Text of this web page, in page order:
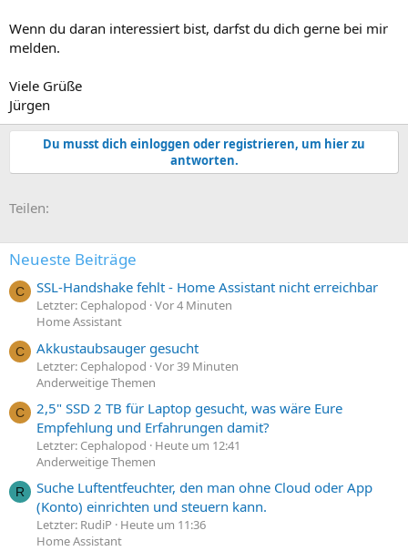
Wenn du daran interessiert bist, darfst du dich gerne bei mir
melden.
Viele Grüße
Jürgen
Du musst dich einloggen oder registrieren, um hier zu
antworten.
Teilen:
Neueste Beiträge
C SSL-Handshake fehlt - Home Assistant nicht erreichbar
Letzter: Cephalopod Vor 4 Minuten
Home Assistant
C Akkustaubsauger gesucht
Letzter: Cephalopod Vor 39 Minuten
Anderweitige Themen
C
2,5" SSD 2 TB für Laptop gesucht, was wäre Eure
Empfehlung und Erfahrungen damit?
Letzter: Cephalopod
Heute um 12:41
Anderweitige Themen
R
Suche Luftentfeuchter, den man ohne Cloud oder App
(Konto) einrichten und steuern kann.
Letzter: RudiP
Heute um 11:36
Home Assistant